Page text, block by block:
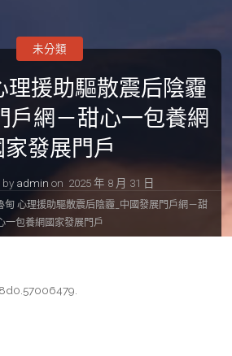
理援助驅散震后陰霾
戶網－甜心一包養網
家發展門戶
by admin on 2025 年 8 月 31 日
未分類
甸 心理援助驅散震后陰霾_中國發展門戶網－甜
一包養網國家發展門戶